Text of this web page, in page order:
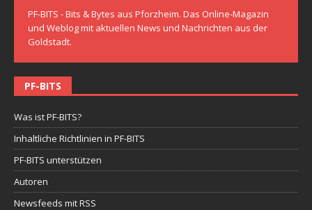
PF-BITS - Bits & Bytes aus Pforzheim. Das Online-Magazin
und Weblog mit aktuellen News und Nachrichten aus der
Goldstadt.
PF-BITS
Was ist PF-BITS?
Inhaltliche Richtlinien in PF-BITS
PF-BITS unterstützen
Autoren
Newsfeeds mit RSS